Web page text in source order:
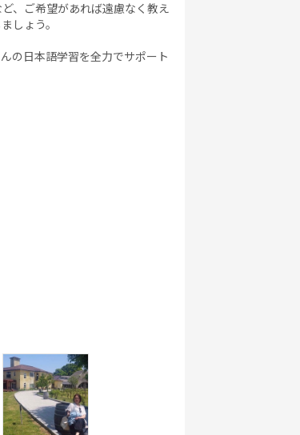
、ご希望があれば遠慮なく教え
しょう。
の日本語学習を全力でサポート